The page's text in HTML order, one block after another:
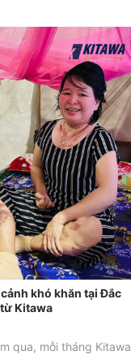
khó khăn tại Đắc
Kitawa
qua, mỗi tháng Kitawa